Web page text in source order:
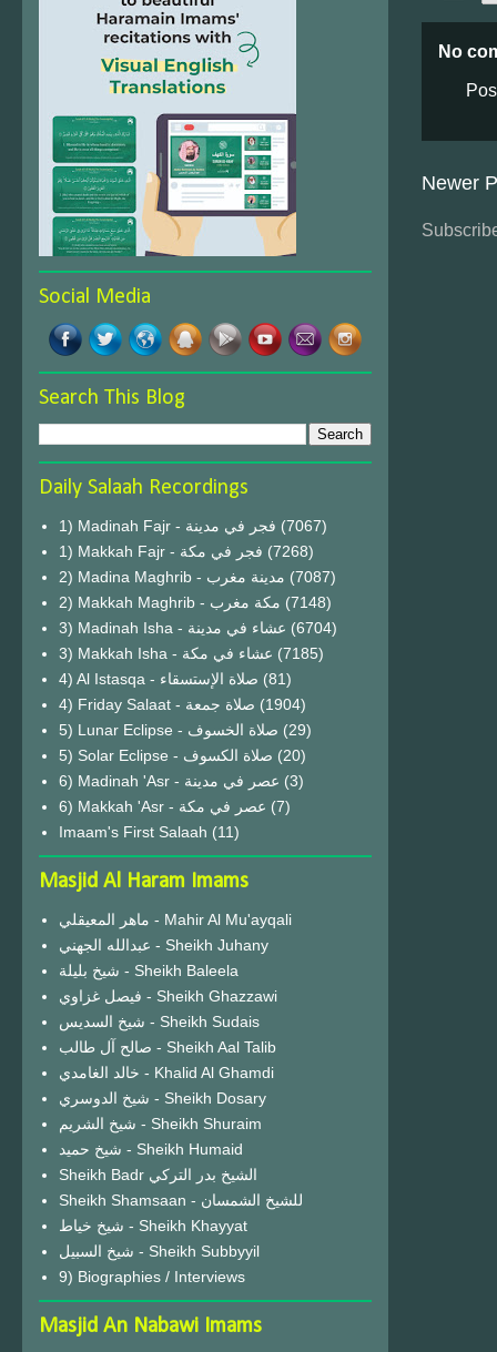
No
Newer
Social Media
Search This Blog
Daily Salaah Recordings
1) Madinah Fajr - فجر في مدينة (7067)
1) Makkah Fajr - فجر في مكة (7268)
2) Madina Maghrib - مدينة مغرب (7087)
2) Makkah Maghrib - مكة مغرب (7148)
3) Madinah Isha - عشاء في مدينة (6704)
3) Makkah Isha - عشاء في مكة (7185)
4) Al Istasqa - صلاة الإستسقاء (81)
4) Friday Salaat - صلاة جمعة (1904)
5) Lunar Eclipse - صلاة الخسوف (29)
(20)
6) Madinah 'Asr - عصر في مدينة (3)
6) Makkah 'Asr - عصر في مكة (7)
Imaam's First Salaah (11)
Masjid Al Haram Imams
ماهر المعيقلي - Mahir Al Mu'ayqali
عبدالله الجهني - Sheikh Juhany
شيخ بليلة - Sheikh Baleela
فيصل غزاوي - Sheikh Ghazzawi
شيخ السديس - Sheikh Sudais
صالح آل طالب - Sheikh Aal Talib
خالد الغامدي - Khalid Al Ghamdi
شيخ الدوسري - Sheikh Dosary
شيخ الشريم - Sheikh Shuraim
شيخ حميد - Sheikh Humaid
Sheikh Badr الشيخ بدر التركي
Sheikh Shamsaan - للشيخ الشمسان
شيخ خياط - Sheikh Khayyat
شيخ السبيل - Sheikh Subbyyil
9) Biographies / Interviews
Masjid An Nabawi Imams